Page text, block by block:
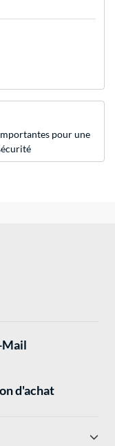
pour une
Mail
d'achat